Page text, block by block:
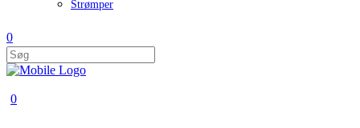
Strømper
0
0